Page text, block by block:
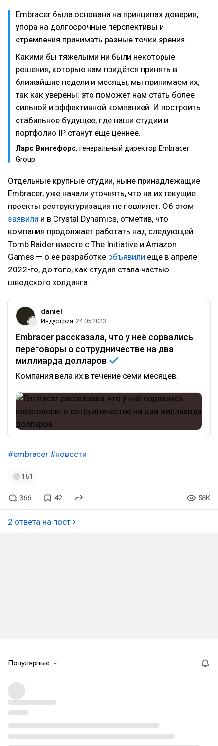
Embracer была основана на принципах доверия,
упора на долгосрочные перспективы и
стремления принимать разные точки зрения.
Какими бы тяжёлыми ни были некоторые
решения, которые нам придётся принять в
ближайшие недели и месяцы, мы принимаем их,
так как уверены: это поможет нам стать более
сильной и эффективной компанией. И построить
стабильное будущее, где наши студии и
портфолио IP станут ещё ценнее.
Ларс Вингефорс, генеральный директор Embracer
Group
Отдельные крупные студии, ныне принадлежащие
Embracer, уже начали уточнять, что на их текущие
проекты реструктуризация не повлияет. Об этом
заявили и в Сrystal Dynamics, отметив, что
компания продолжает работать над следующей
Tomb Raider вместе с The Initiative и Amazon
Games — о её разработке объявили ещё в апреле
2022-го, до того, как студия стала частью
шведского холдинга.
daniel
Индустрия 24.05.2023
Embracer рассказала, что у неё сорвались
переговоры о сотрудничестве на два
миллиарда долларов
Компания вела их в течение семи месяцев.
#embracer #новости
151
366 42 58K
2 ответа на пост
Популярные